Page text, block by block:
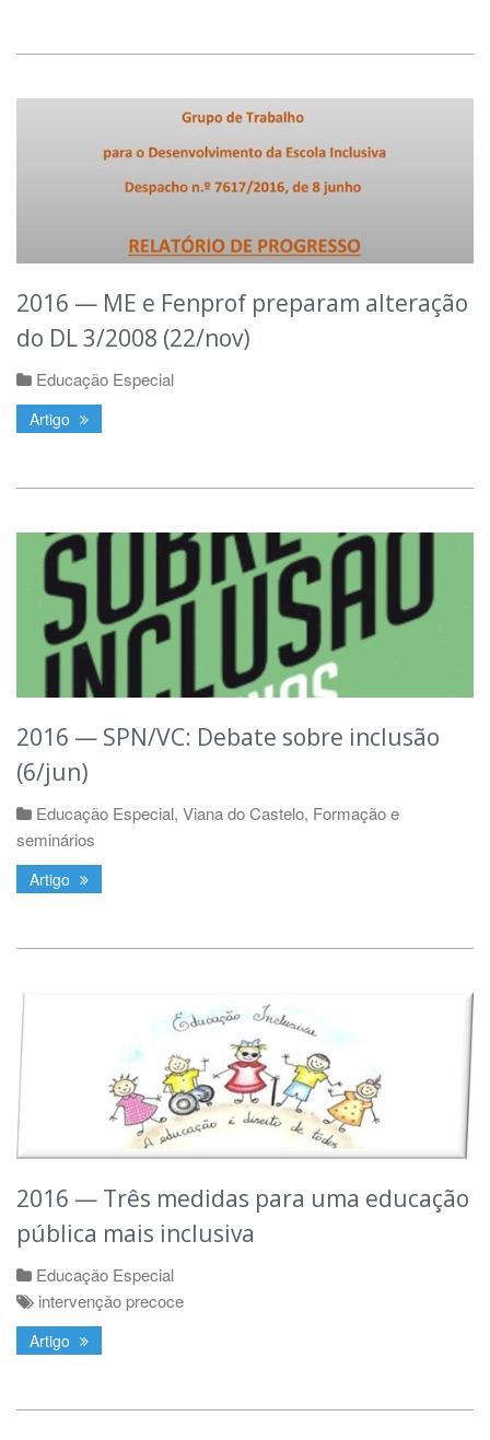
2016 — ME e Fenprof preparam alteração
do DL 3/2008 (22/nov)
Educação Especial
Artigo
2016 — SPN/VC: Debate sobre inclusão
(6/jun)
Educação Especial, Viana do Castelo, Formação e
seminários
Artigo
2016 — Três medidas para uma educação
pública mais inclusiva
Educação Especial
intervenção precoce
Artigo